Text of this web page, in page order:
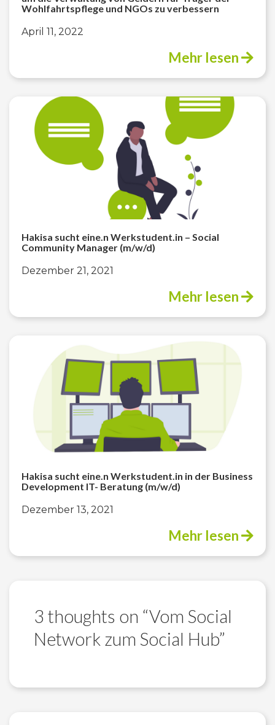
Wohlfahrtspflege und NGOs zu verbessern
April 11, 2022
Mehr lesen
Hakisa sucht eine.n Werkstudent.in – Social
Community Manager (m/w/d)
Dezember 21, 2021
Mehr lesen
Hakisa sucht eine.n Werkstudent.in in der Business
Development IT- Beratung (m/w/d)
Dezember 13, 2021
Mehr lesen
3 thoughts on “Vom Social
Network zum Social Hub”